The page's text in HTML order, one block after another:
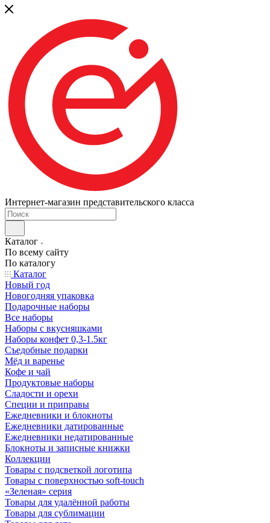
Интернет-магазин представительского класса
Каталог
По всему сайту
По каталогу
Каталог
Новый год
Новогодняя упаковка
Подарочные наборы
Все наборы
Наборы с вкусняшками
Наборы конфет 0,3-1.5кг
Съедобные подарки
Мёд и варенье
Кофе и чай
Продуктовые наборы
Сладости и орехи
Специи и приправы
Ежедневники и блокноты
Ежедневники датированные
Ежедневники недатированные
Блокноты и записные книжки
Коллекции
Товары с подсветкой логотипа
Товары с поверхностью soft-touch
«Зеленая» серия
Товары для удалённой работы
Товары для сублимации